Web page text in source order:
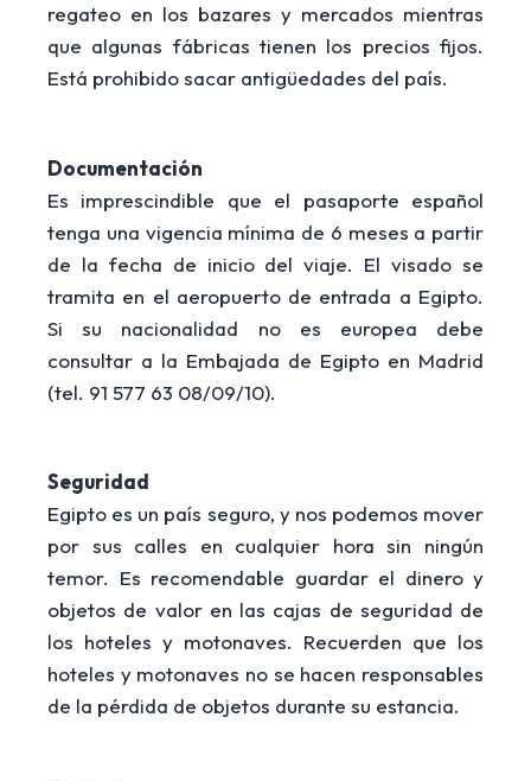
regateo en los bazares y mercados mientras
que algunas fábricas tienen los precios fijos.
Está prohibido sacar antigüedades del país.
Documentación
Es imprescindible que el pasaporte español
tenga una vigencia mínima de 6 meses a partir
de la fecha de inicio del viaje. El visado se
tramita en el aeropuerto de entrada a Egipto.
Si su nacionalidad no es europea debe
consultar a la Embajada de Egipto en Madrid
(tel. 91 577 63 08/09/10).
Seguridad
Egipto es un país seguro, y nos podemos mover
por sus calles en cualquier hora sin ningún
temor. Es recomendable guardar el dinero y
objetos de valor en las cajas de seguridad de
los hoteles y motonaves. Recuerden que los
hoteles y motonaves no se hacen responsables
de la pérdida de objetos durante su estancia.